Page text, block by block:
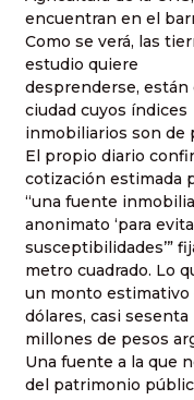
encuentran en el
Como se verá, las
estudio quiere
desprenderse, están
ciudad cuyos índices
inmobiliarios son de
El propio diario
cotización estimada
“una fuente
anonimato ‘para
susceptibilidades’”
metro cuadrado. Lo
un monto estimativo
dólares, casi sesenta
millones de pesos
Una fuente a la que
del patrimonio